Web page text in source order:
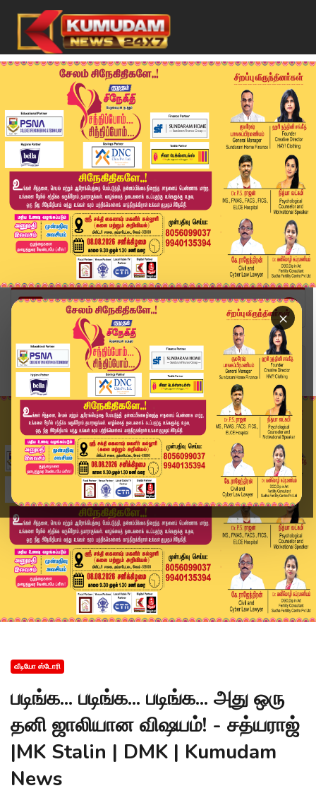
×
Home
வீடியோ ஸ்டோரி
படிங்க... படிங்க... படிங்க... அது ஒரு தனி ஜாலிய...
வீடியோ ஸ்டோரி
படிங்க... படிங்க... படிங்க... அது ஒரு
தனி ஜாலியான விஷயம்! - சத்யராஜ்
|MK Stalin | DMK | Kumudam
News